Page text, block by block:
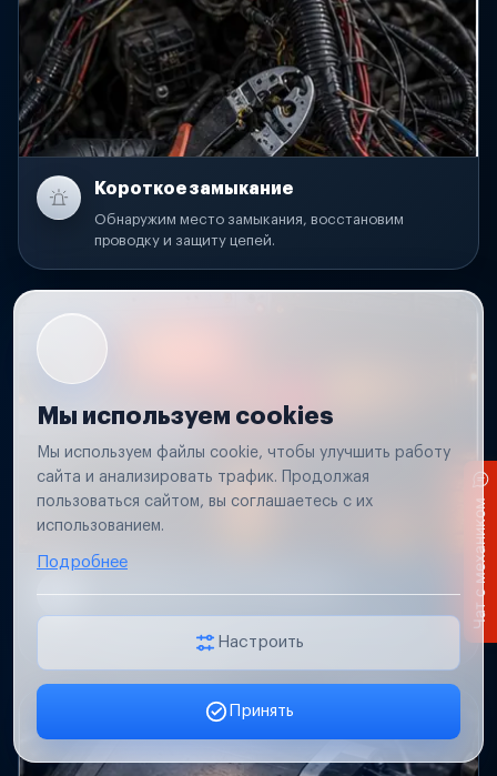
Короткое замыкание
Обнаружим место замыкания, восстановим
проводку и защиту цепей.
Проверим проводку и разъемы, восстановим
освещение прицепа.
Мы используем cookies
Мы используем файлы cookie, чтобы улучшить работу
сайта и анализировать трафик. Продолжая
пользоваться сайтом, вы соглашаетесь с их
использованием.
Подробнее
Настроить
Принять
Заявка онлайн
Чат с механиком